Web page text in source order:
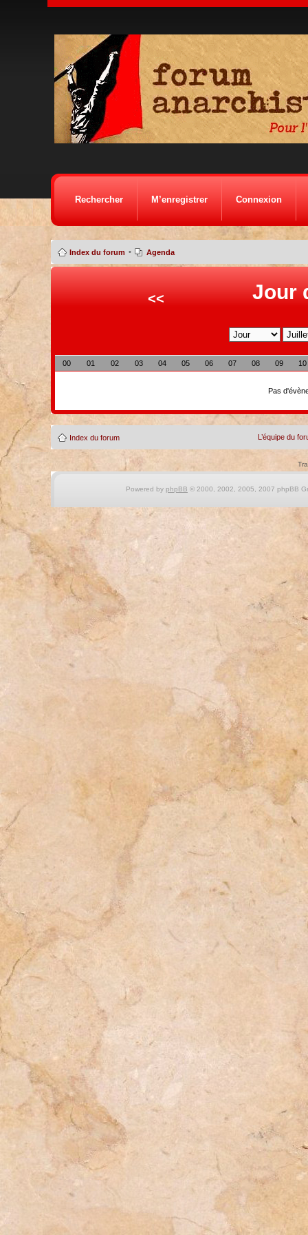
Rechercher M’enregistrer Connexion
Index du forum • Agenda
<< Jour
00 01 02 03 04 05 06 07 08 09 10
Pas
Index du forum L’équipe du
Powered by phpBB © 2000, 2002, 2005, 2007 phpBB